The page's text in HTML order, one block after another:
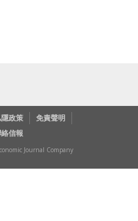
政策
免責聲明
信報
Journal Company